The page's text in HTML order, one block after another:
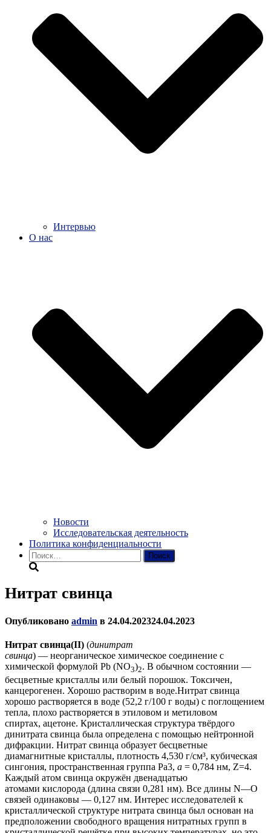
Интервью
О нас
Новости
Исследовательская деятельность
Политика конфиденциальности
Найти:
Нитрат свинца
Опубликовано admin в 24.04.202324.04.2023
Нитрат свинца(II) (динитрат
свинца) — неорганическое химическое соединение с
химической формулой Pb (NO3)2. В обычном состоянии —
бесцветные кристаллы или белый порошок. Токсичен,
канцерогенен. Хорошо растворим в воде.Нитрат свинца
хорошо растворяется в воде (52,2 г/100 г воды) с поглощением
тепла, плохо растворяется в этиловом и метиловом
спиртах, ацетоне. Кристаллическая структура твёрдого
динитрата свинца была определена с помощью нейтронной
дифракции. Нитрат свинца образует бесцветные
диамагнитные кристаллы, плотность 4,530 г/см³, кубическая
сингония, пространственная группа Pa3, а = 0,784 нм, Z=4.
Каждый атом свинца окружён двенадцатью
атомами кислорода (длина связи 0,281 нм). Все длины N—O
связей одинаковы — 0,127 нм. Интерес исследователей к
кристаллической структуре нитрата свинца был основан на
предположении свободного вращения нитратных групп в